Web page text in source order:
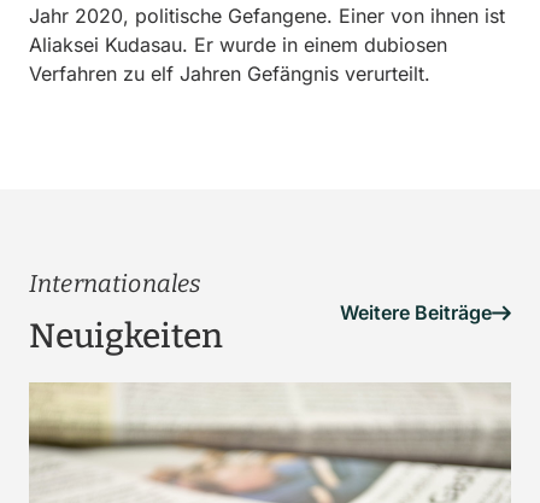
Jahr 2020, politische Gefangene. Einer von ihnen ist
Aliaksei Kudasau. Er wurde in einem dubiosen
Verfahren zu elf Jahren Gefängnis verurteilt.
Internationales
Neuigkeiten
Weitere Beiträge